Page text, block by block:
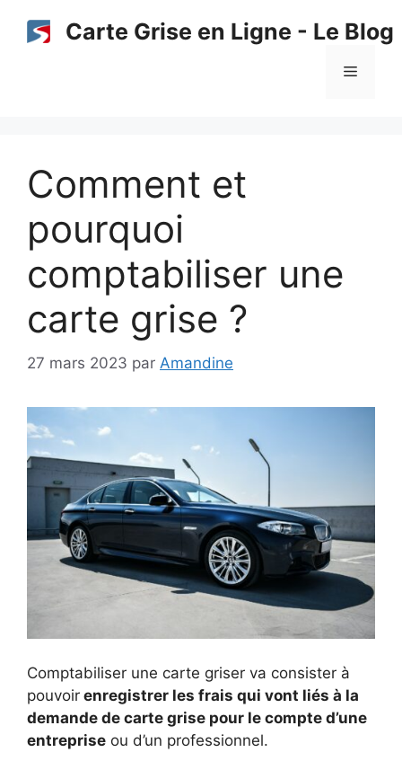
Carte Grise en Ligne - Le Blog
Menu
Comment et
pourquoi
comptabiliser une
carte grise ?
27 mars 2023 par Amandine
Comptabiliser une carte griser va consister à
pouvoir enregistrer les frais qui vont liés à la
demande de carte grise pour le compte d’une
entreprise ou d’un professionnel.